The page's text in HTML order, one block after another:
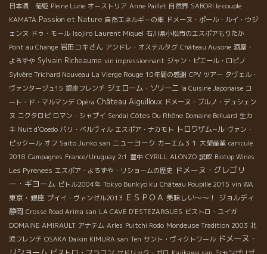
日本酒 菊姫 Pleine Lune オーストリア Anne Paillet 自然界 SABORI le couple
KAMATA Passion et Nature 自然エネルギーの畑 ドメーヌ・ポール・ルイ・ウジ
ェンヌ ドゥ・モール Isojiro Laurent Miquel 石川県小松市のエスポアもりたか
Pont au Change 岩田コキさん アンドレ・オステルタグ Château Ausone 酒屋・
よろずや Sylvain Richeaume vin impressionnant ジャン・ピエール・ロビノ
Sylvère Trichard Nouveau La Vierge Rouge 10年間の感謝 CPV ツアー タヴェル・
ヴァンタージュ15 銀座フレンチ ジェローム・ソリーニ la Cuisine Japonaise コ
ート・ド・マルマンデ Opéra Château Aiguilloux ドメーヌ・ブルノ・デュシェン
ヌ ニクタロピ ロマン・シャプイ Sendai Côtes Du Rhône Domaine Belluard 生カ
キ Nuit d'Ooedo パリ・ベルヴィル エスポア・ナカモト トロワザム−ル ヴァン・
ピックール オフ Saito Junko san ニューヨーク カーエム３１ 大榮産業 canicule
2018 Campagnes France/Uruguay 2:1 豊中 CYRILL ALONZO 試飲 Biotop Wines
Les Pyrenees エスポア・よろずや・リショームの歴史 ドメーヌ・グレゴリ
ー・ギヨーム ピトル2004年 Tokyo Bunkyo ku Château Poupille 2015 vin WA
東京・銀座 プイイ・ヴァンゼル2013 ＥＳＰＯＡ 美味しい～～！
ジョルディ
静岡 Crosse Road Arima san LA CAVE D’ESTEZARGUES ビストロ・ユイガ
DOMAINE AMIRAULT アナテム Arles Puitchi Rodo Mondeuse Tradition 2003 北
浜フレンチ OSAKA Daikin KIMURA san Ten サント・ヴィクトワール ドメーヌ・